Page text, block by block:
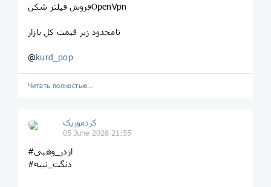
فروش فیلتر شکنOpenVpn
نامحدود زیر قیمت کل بازار
@kurd_pop
Читать полностью…
کردموزیک
05 June 2026 21:55
#اژدر_وهبی
#دنگت_نییه